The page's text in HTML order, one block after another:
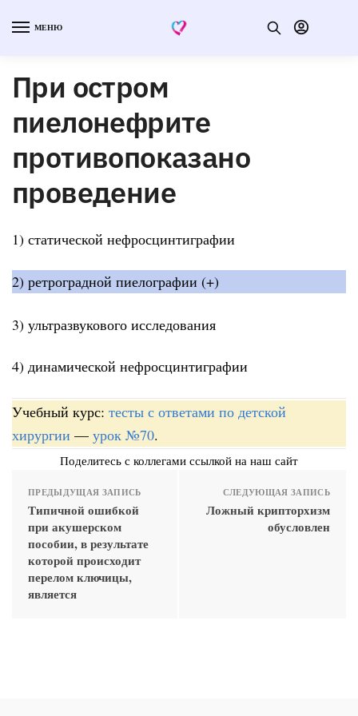
МЕНЮ
При остром
пиелонефрите
противопоказано
проведение
1) статической нефросцинтиграфии
2) ретроградной пиелографии (+)
3) ультразвукового исследования
4) динамической нефросцинтиграфии
Учебный курс: тесты с ответами по детской
хирургии — урок №70.
Поделитесь с коллегами ссылкой на наш сайт
ПРЕДЫДУЩАЯ ЗАПИСЬ
Типичной ошибкой
при акушерском
пособии, в результате
которой происходит
перелом ключицы,
является
СЛЕДУЮЩАЯ ЗАПИСЬ
Ложный крипторхизм
обусловлен